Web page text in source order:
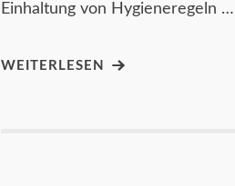
Einhaltung von Hygieneregeln …
WEITERLESEN